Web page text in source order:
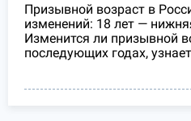
Призывной возраст в
изменений: 18 лет —
Изменится ли призывной
последующих годах,